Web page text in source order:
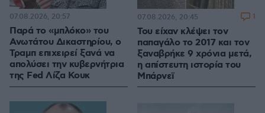
Παρά το «μπλόκο» του
Ανωτάτου Δικαστηρίου, ο
Τραμπ επιχειρεί ξανά να
απολύσει την κυβερνήτρια
της Fed Λίζα Κουκ
07.08.2026, 20:57
Του είχαν κλέψει τον
παπαγάλο το 2017 και τον
ξαναβρήκε 9 χρόνια μετά,
η απίστευτη ιστορία του
Μπάρνεϊ
07.08.2026, 20:45 1